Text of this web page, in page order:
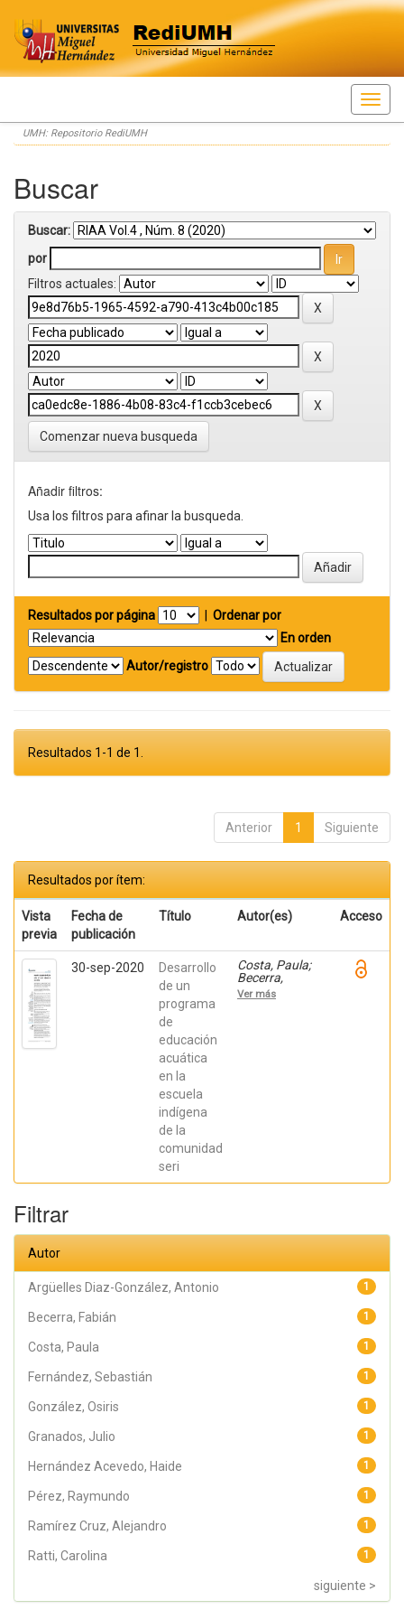
Skip
navigation
UMH: Repositorio RediUMH
Buscar
Buscar:
por
Filtros actuales:
Comenzar nueva busqueda
Añadir filtros:
Usa los filtros para afinar la busqueda.
Resultados por página
Ordenar por
En orden
Autor/registro
Resultados 1-1 de 1.
Anterior 1 Siguiente
Resultados por ítem:
Vista
previa
Fecha de
publicación
Título Autor(es) Acceso
30-sep-2020
Desarrollo
de un
programa
de
educación
acuática
en la
escuela
indígena
de la
comunidad
seri
Costa, Paula;
Becerra,
Viviana;
Becerra,
Ramírez Cruz,
Granados,
Ver más
Filtrar
Autor
1
Argüelles Diaz-González, Antonio
1
Becerra, Fabián
1
Costa, Paula
1
Fernández, Sebastián
1
González, Osiris
1
Granados, Julio
1
Hernández Acevedo, Haide
1
Pérez, Raymundo
1
Ramírez Cruz, Alejandro
1
Ratti, Carolina
siguiente >